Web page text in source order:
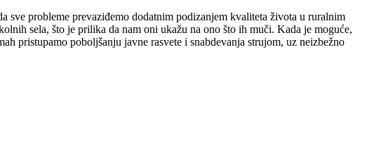
sve probleme prevaziđemo dodatnim podizanjem kvaliteta života u ruralnim
sela, što je prilika da nam oni ukažu na ono što ih muči. Kada je moguće,
pristupamo poboljšanju javne rasvete i snabdevanja strujom, uz neizbežno